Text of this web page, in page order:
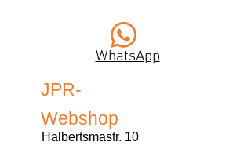
WhatsApp
JPR-
Webshop
Halbertsmastr. 10